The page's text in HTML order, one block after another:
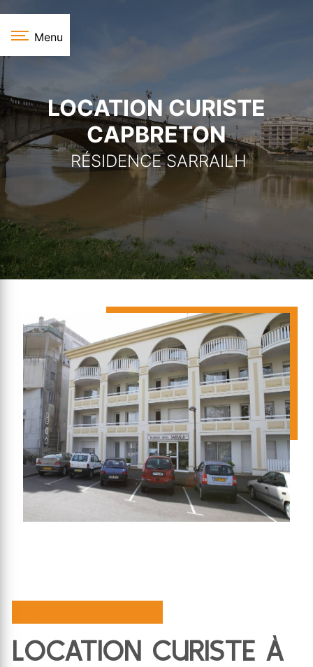
Menu
LOCATION CURISTE
CAPBRETON
RÉSIDENCE SARRAILH
LOCATION CURISTE À